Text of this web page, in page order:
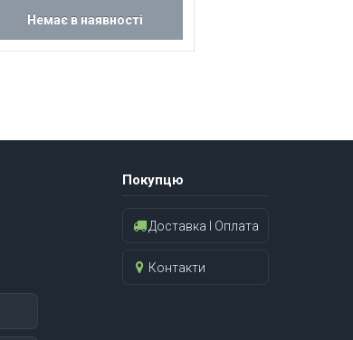
Немає в наявності
Покупцю
Доставка І Оплата
Контакти